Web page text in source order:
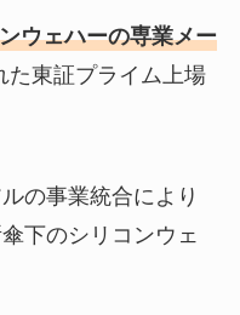
ウェハーの専業メー
た東証プライム上場
の事業統合により
下のシリコンウェ